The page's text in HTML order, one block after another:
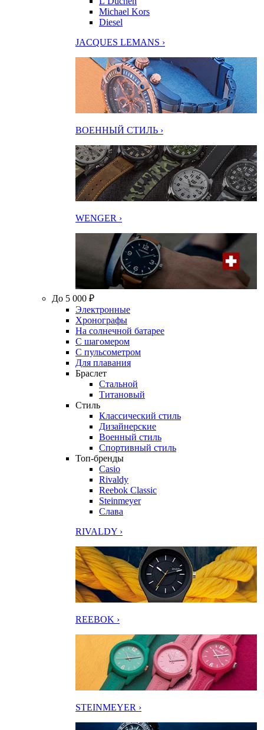
Michael Kors
Diesel
JACQUES LEMANS ›
ВОЕННЫЙ СТИЛЬ ›
WENGER ›
До 5 000 ₽
Электронные
Хронографы
На солнечной батарее
С шагомером
С пульсометром
Для плавания
Браслет
Стальной
Титановый
Стиль
Классический стиль
Дизайнерские
Военный стиль
Спортивный стиль
Топ-бренды
Casio
Rivaldy
Reebok Classic
Steinmeyer
Слава
RIVALDY ›
REEBOK ›
STEINMEYER ›